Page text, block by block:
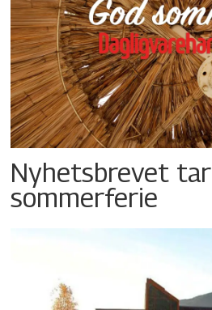
Nyhetsbrevet tar
sommerferie